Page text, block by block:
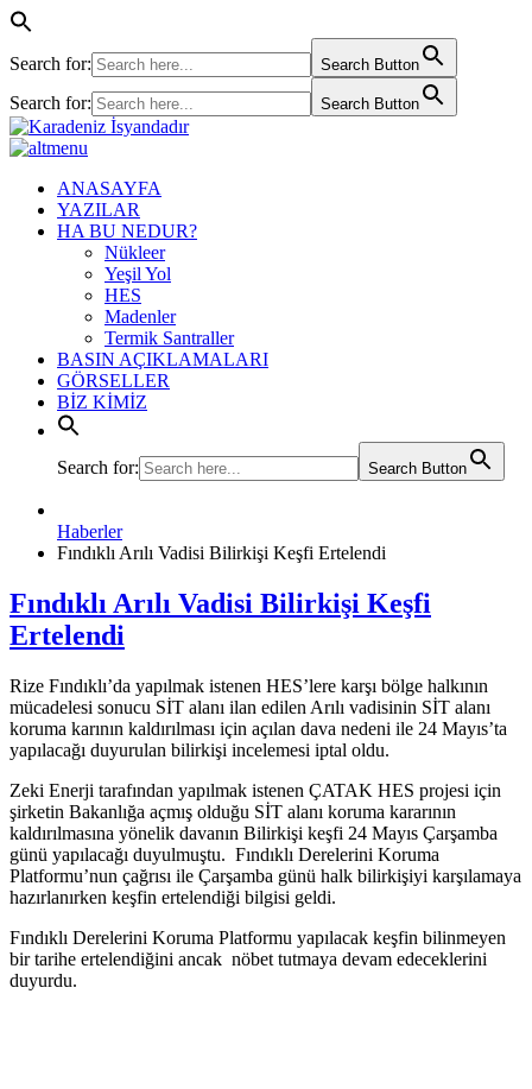
Search for: Search Button
Search for: Search Button
ANASAYFA
YAZILAR
HA BU NEDUR?
Nükleer
Yeşil Yol
HES
Madenler
Termik Santraller
BASIN AÇIKLAMALARI
GÖRSELLER
BİZ KİMİZ
Search for: Search Button
Haberler
Fındıklı Arılı Vadisi Bilirkişi Keşfi Ertelendi
Fındıklı Arılı Vadisi Bilirkişi Keşfi
Ertelendi
Rize Fındıklı’da yapılmak istenen HES’lere karşı bölge halkının
mücadelesi sonucu SİT alanı ilan edilen Arılı vadisinin SİT alanı
koruma karının kaldırılması için açılan dava nedeni ile 24 Mayıs’ta
yapılacağı duyurulan bilirkişi incelemesi iptal oldu.
Zeki Enerji tarafından yapılmak istenen ÇATAK HES projesi için
şirketin Bakanlığa açmış olduğu SİT alanı koruma kararının
kaldırılmasına yönelik davanın Bilirkişi keşfi 24 Mayıs Çarşamba
günü yapılacağı duyulmuştu. Fındıklı Derelerini Koruma
Platformu’nun çağrısı ile Çarşamba günü halk bilirkişiyi karşılamaya
hazırlanırken keşfin ertelendiği bilgisi geldi.
Fındıklı Derelerini Koruma Platformu yapılacak keşfin bilinmeyen
bir tarihe ertelendiğini ancak nöbet tutmaya devam edeceklerini
duyurdu.